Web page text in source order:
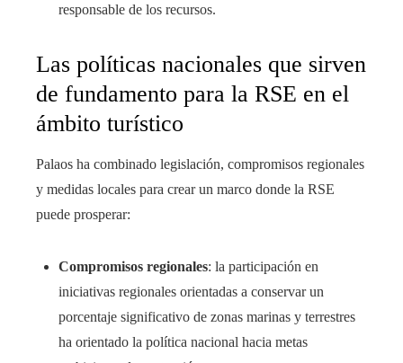
responsable de los recursos.
Las políticas nacionales que sirven
de fundamento para la RSE en el
ámbito turístico
Palaos ha combinado legislación, compromisos regionales
y medidas locales para crear un marco donde la RSE
puede prosperar:
Compromisos regionales: la participación en
iniciativas regionales orientadas a conservar un
porcentaje significativo de zonas marinas y terrestres
ha orientado la política nacional hacia metas